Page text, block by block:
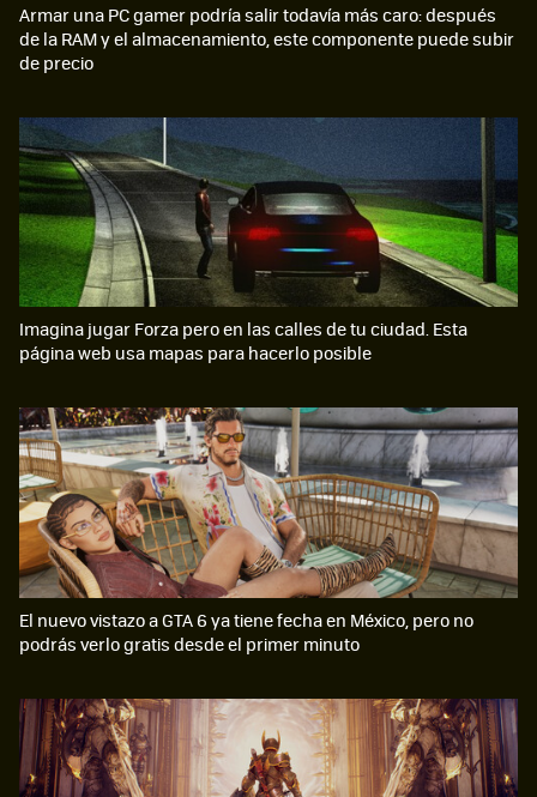
Armar una PC gamer podría salir todavía más caro: después
de la RAM y el almacenamiento, este componente puede subir
de precio
Imagina jugar Forza pero en las calles de tu ciudad. Esta
página web usa mapas para hacerlo posible
El nuevo vistazo a GTA 6 ya tiene fecha en México, pero no
podrás verlo gratis desde el primer minuto